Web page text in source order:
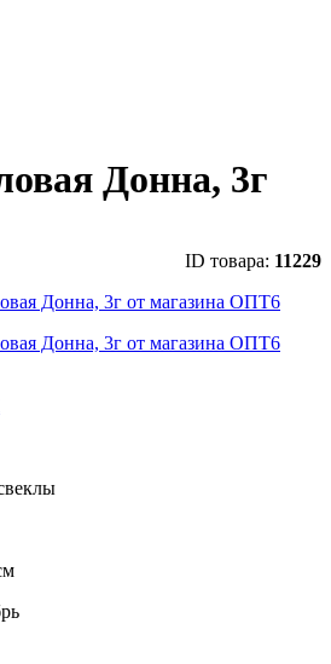
Донна, 3г
ID товара: 11229